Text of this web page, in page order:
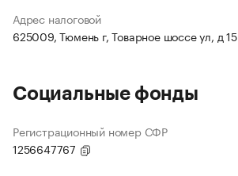
Адрес налоговой
625009, Тюмень г, Товарное шоссе ул, д 15
Социальные фонды
Регистрационный номер СФР
1256647767